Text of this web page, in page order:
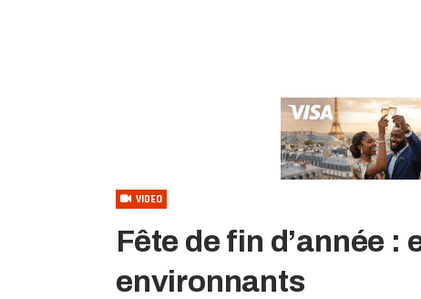
VIDEO
Fête de fin d’année
environnants